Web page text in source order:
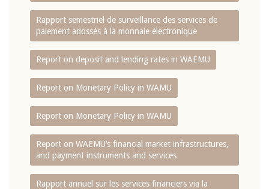
Rapport semestriel de surveillance des services de
paiement adossés à la monnaie électronique
Report on deposit and lending rates in WAEMU
Report on Monetary Policy in WAMU
Report on Monetary Policy in WAMU
Report on WAEMU’s financial market infrastructures,
and payment instruments and services
Rapport annuel sur les services financiers via la